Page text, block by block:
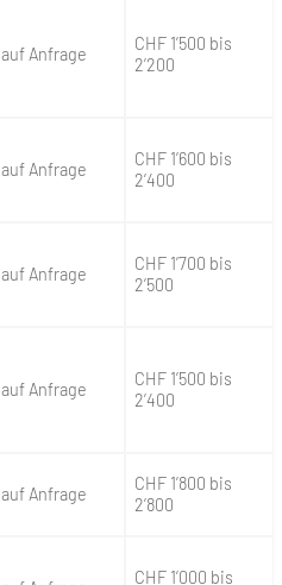
auf Anfrage
CHF 1’500 bis
2’200
auf Anfrage
CHF 1’600 bis
2’400
auf Anfrage
CHF 1’700 bis
2’500
auf Anfrage
CHF 1’500 bis
2’400
auf Anfrage
CHF 1’800 bis
2’800
CHF 1’000 bis